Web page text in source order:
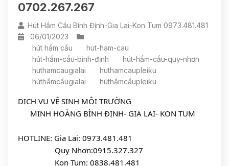
0702.267.267
Hút Hầm Cầu Bình Định-Gia Lai-Kon Tum 0973.481.481
06/01/2023
hút hầm cầu
hut-ham-cau
hút-hầm-cầu-bình-định
hút-hầm-cầu-quy-nhơn
huthamcaugialai
huthamcaupleiku
húthầmcầugialai
húthầmcầupleiku
DỊCH VỤ VỆ SINH MÔI TRƯỜNG
      MINH HOÀNG BÌNH ĐỊNH- GIA LAI- KON TUM
HOTLINE: Gia Lai: 0973.481.481
             Quy Nhơn:0915.327.327
                  Kon Tum: 0838.481.481